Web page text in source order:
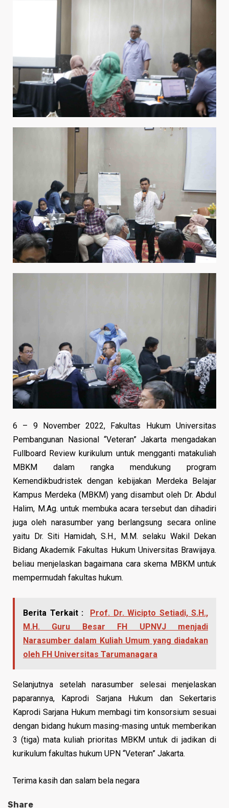
6 – 9 November 2022, Fakultas Hukum Universitas
Pembangunan Nasional “Veteran” Jakarta mengadakan
Fullboard Review kurikulum untuk mengganti matakuliah
MBKM dalam rangka mendukung program
Kemendikbudristek dengan kebijakan Merdeka Belajar
Kampus Merdeka (MBKM) yang disambut oleh Dr. Abdul
Halim, M.Ag. untuk membuka acara tersebut dan dihadiri
juga oleh narasumber yang berlangsung secara online
yaitu Dr. Siti Hamidah, S.H., M.M. selaku Wakil Dekan
Bidang Akademik Fakultas Hukum Universitas Brawijaya.
beliau menjelaskan bagaimana cara skema MBKM untuk
mempermudah fakultas hukum.
Berita Terkait :
Prof. Dr. Wicipto Setiadi, S.H.,
M.H. Guru Besar FH UPNVJ menjadi
Narasumber dalam Kuliah Umum yang diadakan
oleh FH Universitas Tarumanagara
Selanjutnya setelah narasumber selesai menjelaskan
paparannya, Kaprodi Sarjana Hukum dan Sekertaris
Kaprodi Sarjana Hukum membagi tim konsorsium sesuai
dengan bidang hukum masing-masing untuk memberikan
3 (tiga) mata kuliah prioritas MBKM untuk di jadikan di
kurikulum fakultas hukum UPN “Veteran” Jakarta.
Terima kasih dan salam bela negara
Share